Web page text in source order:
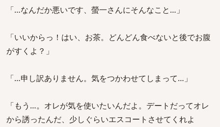
「…なんだか悪いです、螢一さんにそんなこと…」
「いいからっ！はい、お茶。どんどん食べないと後でお腹
がすくよ？」
「…申し訳ありません。気をつかわせてしまって…」
「もう…。オレが気を使いたいんだよ。デートだってオレ
から誘ったんだ、少しぐらいエスコートさせてくれよ